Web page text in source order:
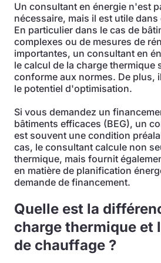
Un consultant en énergie n'est
nécessaire, mais il est utile
En particulier dans le cas de
complexes ou de mesures de
importantes, un consultant en
le calcul de la charge thermique
conforme aux normes. De plus,
le potentiel d'optimisation.
Si vous demandez un
bâtiments efficaces (BEG), un
est souvent une condition
cas, le consultant calcule non
thermique, mais fournit
en matière de planification
demande de financement.
Quelle est la
charge thermique et
de chauffage ?